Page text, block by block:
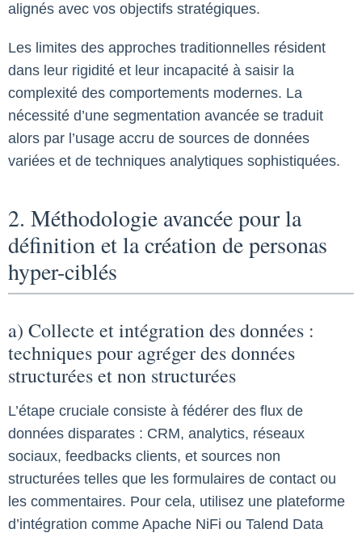
alignés avec vos objectifs stratégiques.
Les limites des approches traditionnelles résident
dans leur rigidité et leur incapacité à saisir la
complexité des comportements modernes. La
nécessité d’une segmentation avancée se traduit
alors par l’usage accru de sources de données
variées et de techniques analytiques sophistiquées.
2. Méthodologie avancée pour la
définition et la création de personas
hyper-ciblés
a) Collecte et intégration des données :
techniques pour agréger des données
structurées et non structurées
L’étape cruciale consiste à fédérer des flux de
données disparates : CRM, analytics, réseaux
sociaux, feedbacks clients, et sources non
structurées telles que les formulaires de contact ou
les commentaires. Pour cela, utilisez une plateforme
d’intégration comme Apache NiFi ou Talend Data